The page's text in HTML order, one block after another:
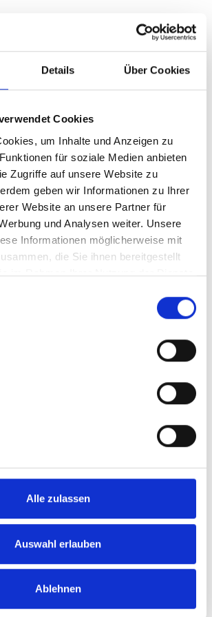
Details Über Cookies
Cookies
um Inhalte und Anzeigen zu
für soziale Medien anbieten
Zugriffe auf unsere Website zu
geben wir Informationen zu Ihrer
Website an unsere Partner für
und Analysen weiter. Unsere
Informationen möglicherweise mit
die Sie ihnen bereitgestellt
im Rahmen Ihrer Nutzung der Dienste
Alle zulassen
Auswahl erlauben
Ablehnen
Impressum
Datenschutz
www.attendorn.de